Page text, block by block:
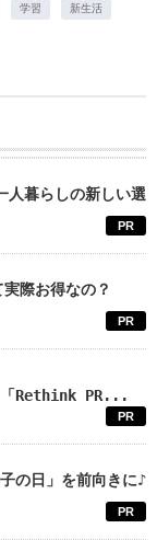
学習 新生活
人暮らしの新しい選
PR
際お得なの？
PR
「Rethink PR...
PR
の日」を前向きに♪
PR